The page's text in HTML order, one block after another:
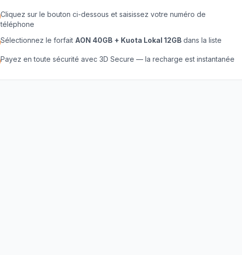
Cliquez sur le bouton ci-dessous et saisissez votre numéro de
téléphone
Sélectionnez le forfait AON 40GB + Kuota Lokal 12GB dans la liste
Payez en toute sécurité avec 3D Secure — la recharge est instantanée